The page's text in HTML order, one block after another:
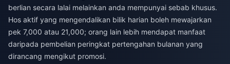
berlian secara lalai melainkan anda mempunyai sebab khusus.
Hos aktif yang mengendalikan bilik harian boleh mewajarkan
pek 7,000 atau 21,000; orang lain lebih mendapat manfaat
daripada pembelian peringkat pertengahan bulanan yang
dirancang mengikut promosi.